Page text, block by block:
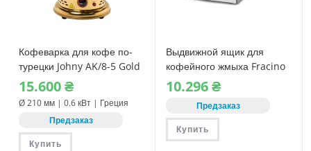
Кофеварка для кофе по-
турецки Johny AK/8-5 Gold
15.600₴
Ø 210 мм | 0.6 кВт | Греция
Предзаказ
Купить
Выдвижной ящик для
кофейного жмыха Fracino
Eco
10.296₴
Предзаказ
Купить